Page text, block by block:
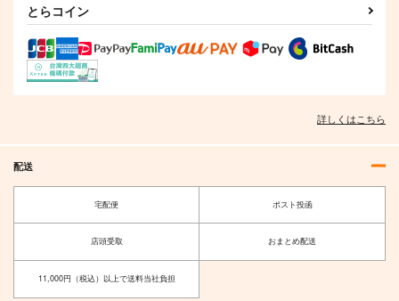
とらコイン
詳しくはこちら
配送
宅配便 ポスト投函
店頭受取 おまとめ配送
11,000円（税込）以上で送料当社負担